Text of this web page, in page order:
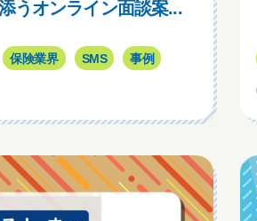
うオンライン面談案...
保険業界 SMS 事例